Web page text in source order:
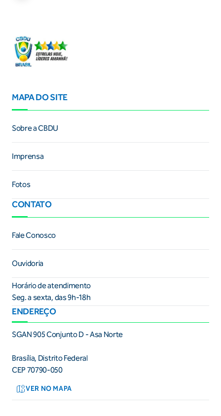
MAPA DO SITE
Sobre a CBDU
Imprensa
Fotos
CONTATO
Fale Conosco
Ouvidoria
Horário de atendimento
Seg. a sexta, das 9h-18h
ENDEREÇO
SGAN 905 Conjunto D - Asa Norte
Brasília, Distrito Federal
CEP 70790-050
VER NO MAPA